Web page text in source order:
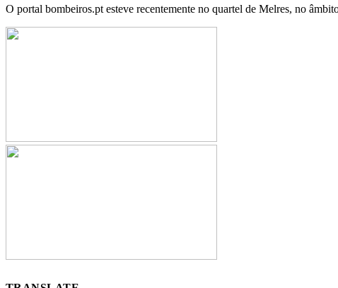
O portal bombeiros.pt esteve recentemente no quartel de Melres, no